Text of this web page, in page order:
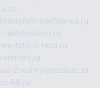
biletnadom.ru
hd.ruz-host.ru
2-kuhnyanazakaz.ru
cs-68.ru